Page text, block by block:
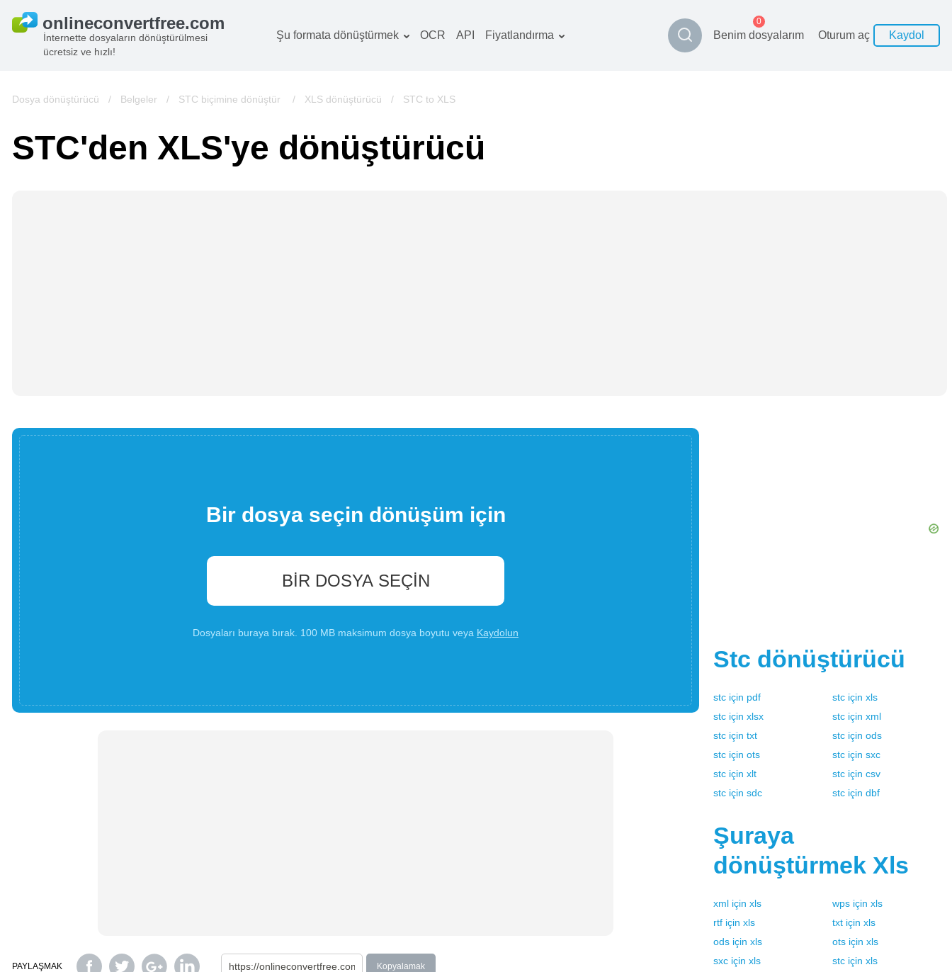
İnternette dosyaların dönüştürülmesi
ücretsiz ve hızlı!
Şu formata dönüştürmek
Görüntüler dönüştürücü
Books dönüştürücü
OCR API Fiyatlandırma Benim dosyalarım
0
Oturum aç Kaydol
Dosya dönüştürücü / Belgeler / STC biçimine dönüştür / XLS dönüştürücü / STC to XLS
STC'den XLS'ye dönüştürücü
Bir dosya seçin dönüşüm için
BIR DOSYA SEÇIN
Dosyaları buraya bırak. 100 MB maksimum dosya boyutu veya Kaydolun
PAYLAŞMAK Kopyalamak
Stc dönüştürücü
stc için pdf stc için xls
stc için xlsx stc için xml
stc için txt stc için ods
stc için ots stc için sxc
stc için xlt stc için csv
stc için sdc stc için dbf
Şuraya
dönüştürmek Xls
xml için xls wps için xls
rtf için xls txt için xls
ods için xls ots için xls
sxc için xls stc için xls